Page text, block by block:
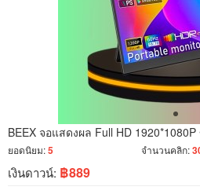
BEEX จอแสดงผล Full HD
ยอดนิยม:5 จำนวนคลิก:
เงินดาวน์: ฿889